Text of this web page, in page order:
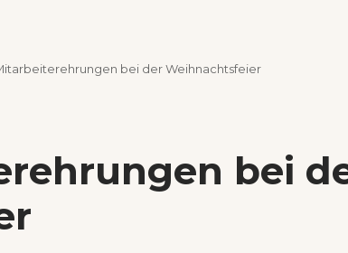
bei der Weihnachtsfeier
bei